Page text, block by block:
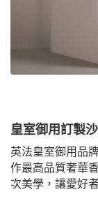
皇室御用訂製
英法皇室御用品
作最高品質奢華
次美學，讓愛好